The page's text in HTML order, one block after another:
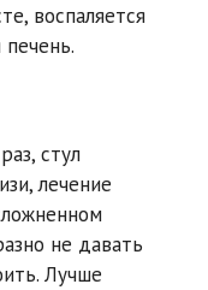
воспаляется
печень.
стул
лечение
не давать
Лучше